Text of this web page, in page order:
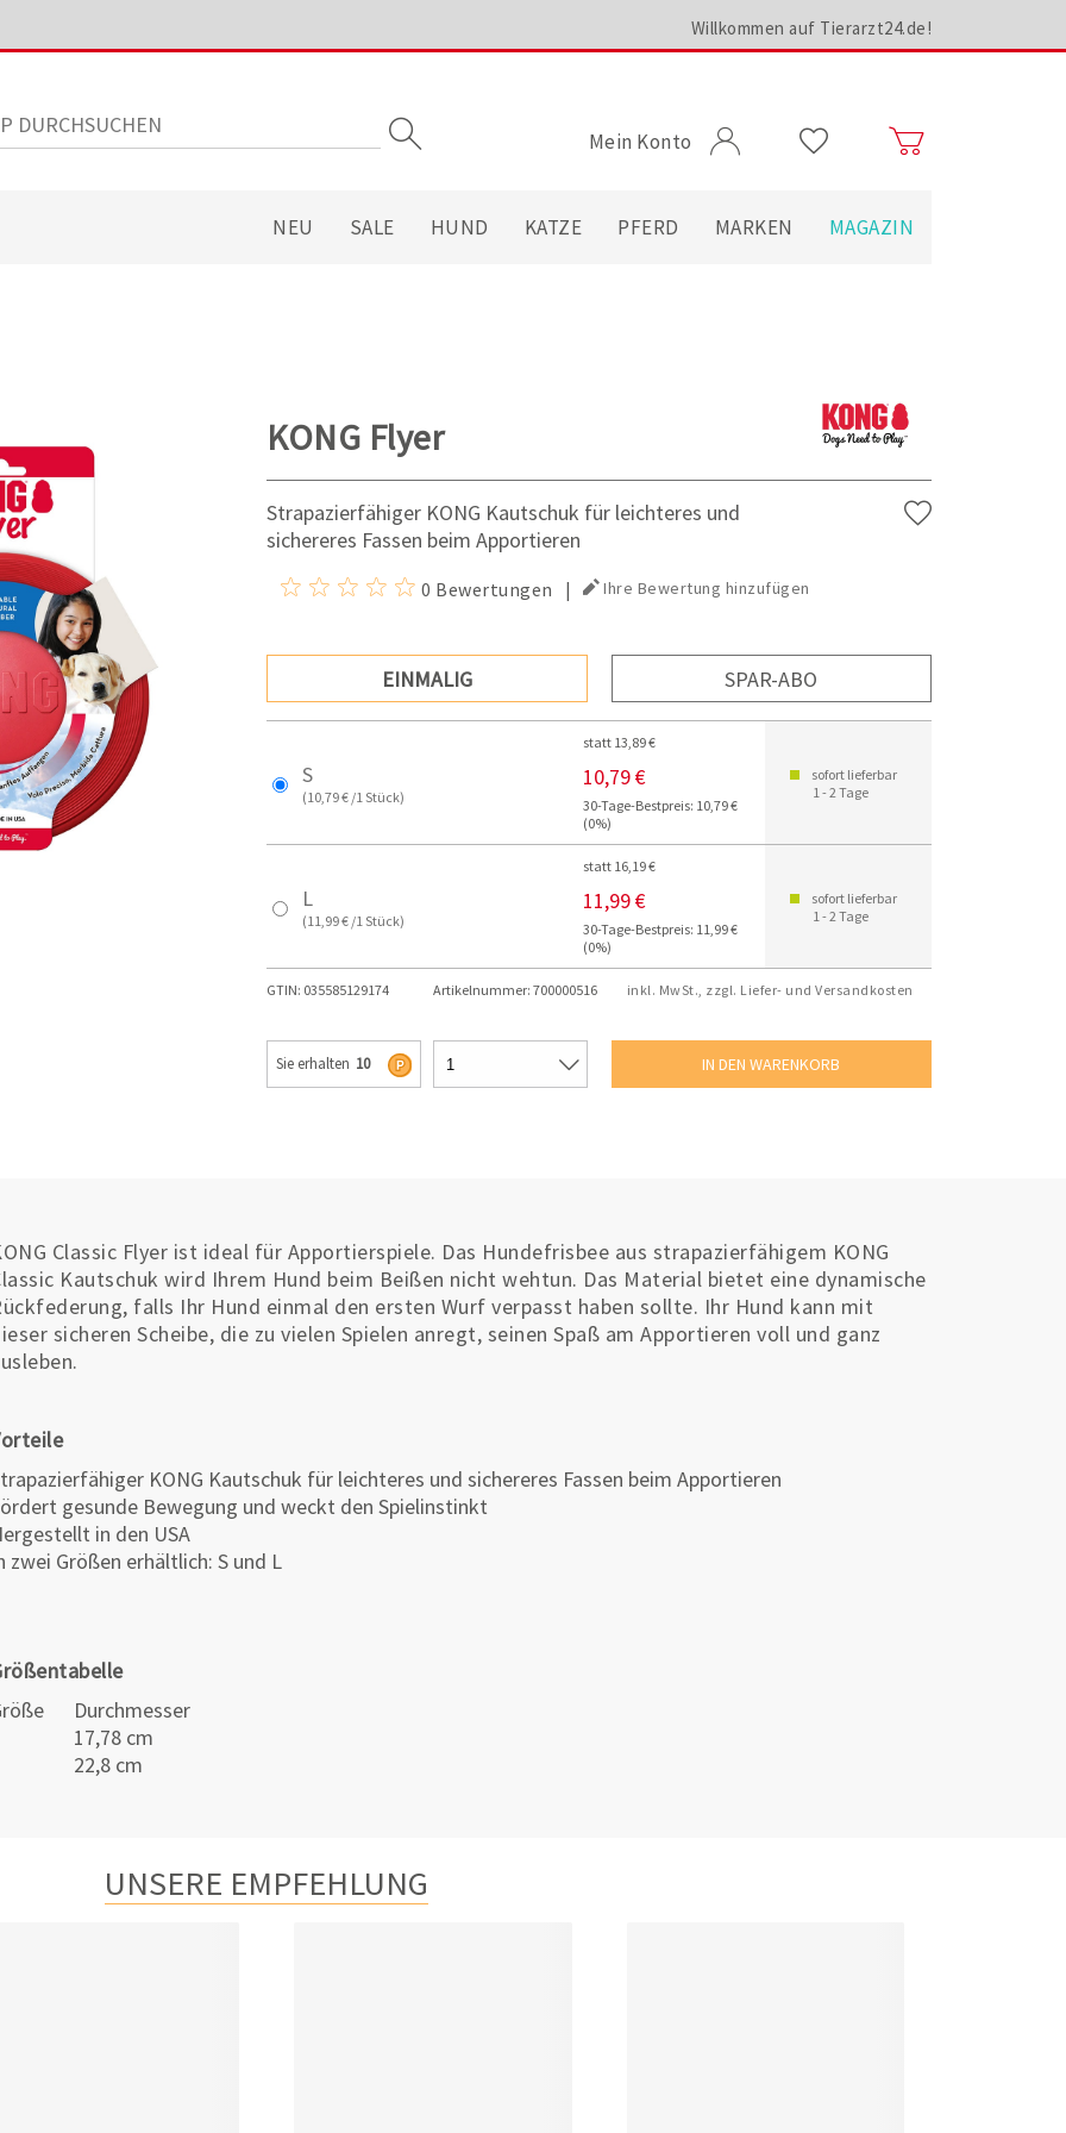
Willkommen auf Tierarzt24.de!
Mein Konto
NEU SALE HUND KATZE PFERD MARKEN MAGAZIN
KONG Flyer
Strapazierfähiger KONG Kautschuk für leichteres und
sichereres Fassen beim Apportieren
0 Bewertungen | Ihre Bewertung hinzufügen
EINMALIG SPAR-ABO
S
(10,79 € /1 Stück)
statt 13,89 €
10,79 €
30-Tage-Bestpreis: 10,79 €
(0%)
sofort lieferbar
1 - 2 Tage
L
(11,99 € /1 Stück)
statt 16,19 €
11,99 €
30-Tage-Bestpreis: 11,99 €
(0%)
sofort lieferbar
1 - 2 Tage
GTIN: 035585129174 Artikelnummer: 700000516 inkl. MwSt., zzgl. Liefer- und Versandkosten
Sie erhalten 10
Classic Flyer ist ideal für Apportierspiele. Das Hundefrisbee aus strapazierfähigem KONG
Kautschuk wird Ihrem Hund beim Beißen nicht wehtun. Das Material bietet eine dynamische
falls Ihr Hund einmal den ersten Wurf verpasst haben sollte. Ihr Hund kann mit
sicheren Scheibe, die zu vielen Spielen anregt, seinen Spaß am Apportieren voll und ganz
KONG Kautschuk für leichteres und sichereres Fassen beim Apportieren
gesunde Bewegung und weckt den Spielinstinkt
in den USA
zwei Größen erhältlich: S und L
Durchmesser
17,78 cm
22,8 cm
UNSERE EMPFEHLUNG